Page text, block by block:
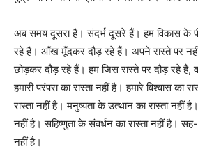
अब समय दूसरा है। संदर्भ दूसरे हैं। हम विकास के
रहे हैं। आँख मूँदकर दौड़ रहे हैं। अपने रास्ते पर नहीं
छोड़कर दौड़ रहे हैं। हम जिस रास्ते पर दौड़ रहे हैं,
हमारी परंपरा का रास्ता नहीं है। हमारे विश्वास का
रास्ता नहीं है। मनुष्यता के उत्थान का रास्ता नहीं
नहीं है। सहिष्णुता के संवर्धन का रास्ता नहीं है।
नहीं है।